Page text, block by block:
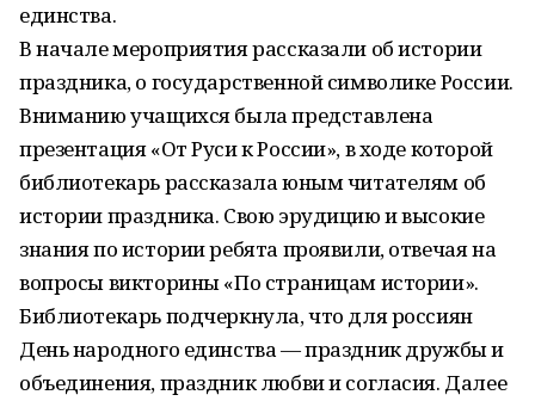
единства.
В начале мероприятия рассказали об истории
праздника, о государственной символике России.
Вниманию учащихся была представлена
презентация «От Руси к России», в ходе которой
библиотекарь рассказала юным читателям об
истории праздника. Свою эрудицию и высокие
знания по истории ребята проявили, отвечая на
вопросы викторины «По страницам истории».
Библиотекарь подчеркнула, что для россиян
День народного единства — праздник дружбы и
объединения, праздник любви и согласия. Далее